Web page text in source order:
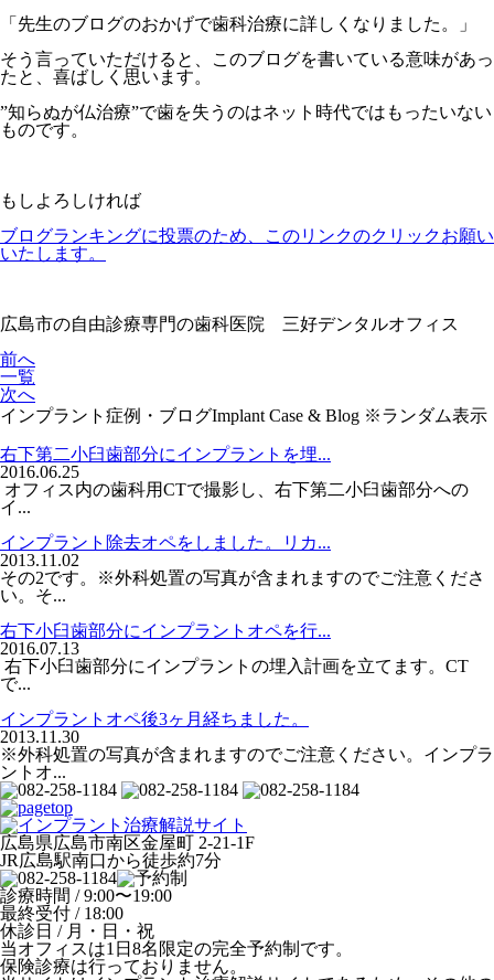
「先生のブログのおかげで歯科治療に詳しくなりました。」
そう言っていただけると、このブログを書いている意味があっ
たと、喜ばしく思います。
”知らぬが仏治療”で歯を失うのはネット時代ではもったいない
ものです。
もしよろしければ
ブログランキングに投票のため、このリンクのクリックお願い
いたします。
広島市の自由診療専門の歯科医院 三好デンタルオフィス
前へ
一覧
次へ
インプラント症例・ブログImplant Case & Blog ※ランダム表示
右下第二小臼歯部分にインプラントを埋...
2016.06.25
オフィス内の歯科用CTで撮影し、右下第二小臼歯部分への
イ...
インプラント除去オペをしました。リカ...
2013.11.02
その2です。※外科処置の写真が含まれますのでご注意くださ
い。そ...
右下小臼歯部分にインプラントオペを行...
2016.07.13
右下小臼歯部分にインプラントの埋入計画を立てます。CT
で...
インプラントオペ後3ヶ月経ちました。
2013.11.30
※外科処置の写真が含まれますのでご注意ください。インプラ
ントオ...
広島県広島市南区金屋町 2-21-1F
JR広島駅南口から徒歩約7分
診療時間 / 9:00〜19:00
最終受付 / 18:00
休診日 / 月・日・祝
当オフィスは1日8名限定の完全予約制です。
保険診療は行っておりません。